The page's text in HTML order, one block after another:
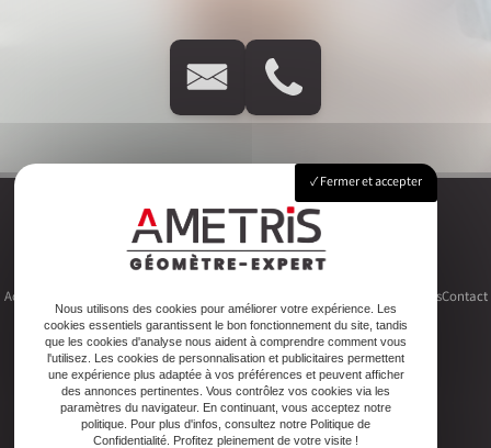
Accueil Copropriété Topographie Autres activitésContact
Adresse
2ter Cour Xavier Moreau, 33720 Podensac
Fermer et accepter
Nous utilisons des cookies pour améliorer votre expérience. Les
cookies essentiels garantissent le bon fonctionnement du site, tandis
que les cookies d'analyse nous aident à comprendre comment vous
l'utilisez. Les cookies de personnalisation et publicitaires permettent
une expérience plus adaptée à vos préférences et peuvent afficher
des annonces pertinentes. Vous contrôlez vos cookies via les
paramètres du navigateur. En continuant, vous acceptez notre
politique. Pour plus d'infos, consultez notre Politique de
Confidentialité. Profitez pleinement de votre visite !